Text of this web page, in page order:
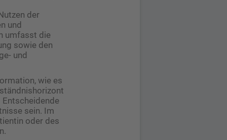
der
und
umfasst die
sowie den
und
wie es
sein. Im
oder des